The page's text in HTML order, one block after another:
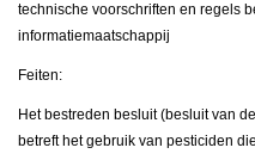
technische voorschriften en regels
informatiemaatschappij
Feiten:
Het bestreden besluit (besluit van
betreft het gebruik van pesticiden